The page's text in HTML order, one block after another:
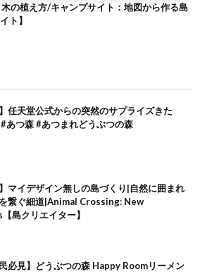
木の植え方/キャンプサイト：地図から作る島
ト】
】任天堂公式からの突然のサプライズきた
あつ森 #あつまれどうぶつの森
】マイデザイン無しの島づくり|自然に囲まれ
繋ぐ細道|Animal Crossing: New
島クリエイター】
民必見】どうぶつの森 Happy Roomリーメン